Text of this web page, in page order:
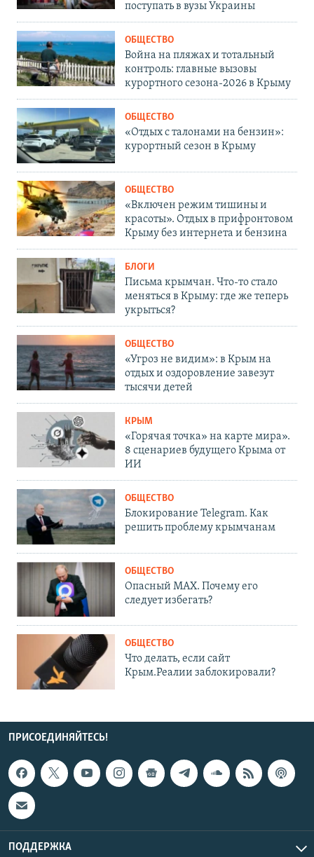
поступать в вузы Украины
ОБЩЕСТВО
Война на пляжах и тотальный
контроль: главные вызовы
курортного сезона-2026 в Крыму
ОБЩЕСТВО
«Отдых с талонами на бензин»:
курортный сезон в Крыму
ОБЩЕСТВО
«Включен режим тишины и
красоты». Отдых в прифронтовом
Крыму без интернета и бензина
БЛОГИ
Письма крымчан. Что-то стало
меняться в Крыму: где же теперь
укрыться?
ОБЩЕСТВО
«Угроз не видим»: в Крым на
отдых и оздоровление завезут
тысячи детей
КРЫМ
«Горячая точка» на карте мира».
8 сценариев будущего Крыма от
ИИ
ОБЩЕСТВО
Блокирование Telegram. Как
решить проблему крымчанам
ОБЩЕСТВО
Опасный MAX. Почему его
следует избегать?
ОБЩЕСТВО
Что делать, если сайт
Крым.Реалии заблокировали?
ПРИСОЕДИНЯЙТЕСЬ!
ПОДДЕРЖКА